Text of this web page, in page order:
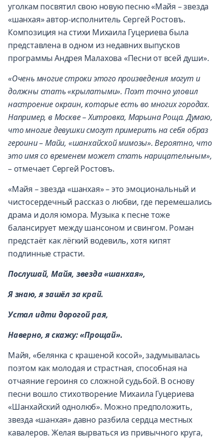
уголкам посвятил свою новую песню «Майя – звезда
«шанхая» автор-исполнитель Сергей Ростовъ.
Композиция на стихи Михаила Гуцериева была
представлена в одном из недавних выпусков
программы Андрея Малахова «Песни от всей души».
«Очень многие строки этого произведения могут и
должны стать «крылатыми». Поэт точно уловил
настроение окраин, которые есть во многих городах.
Например, в Москве–Хитровка, Марьина Роща. Думаю,
что многие девушки смогут примерить на себя образ
героини – Майи, «шанхайской мимозы». Вероятно, что
это имя со временем может стать нарицательным»,
– отмечает Сергей Ростовъ.
«Майя – звезда «шанхая» – это эмоциональный и
чистосердечный рассказ о любви, где перемешались
драма и доля юмора. Музыка к песне тоже
балансирует между шансоном и свингом. Роман
предстаёт как лёгкий водевиль, хотя кипят
подлинные страсти.
Послушай, Майя, звезда «шанхая»,
Я знаю, я зашёл за край.
Устал идти дорогой рая,
Наверно, я скажу: «Прощай».
Майя, «белянка с крашеной косой», задумывалась
поэтом как молодая и страстная, способная на
отчаяние героиня со сложной судьбой. В основу
песни вошло стихотворение Михаила Гуцериева
«Шанхайский однолюб». Можно предположить,
звезда «шанхая» давно разбила сердца местных
кавалеров. Желая вырваться из привычного круга,